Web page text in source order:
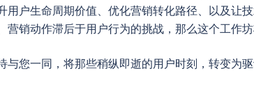
户生命周期价值、优化营销转化路径、以及让
销动作滞后于用户行为的挑战，那么这个工作
您一同，将那些稍纵即逝的用户时刻，转变为驱